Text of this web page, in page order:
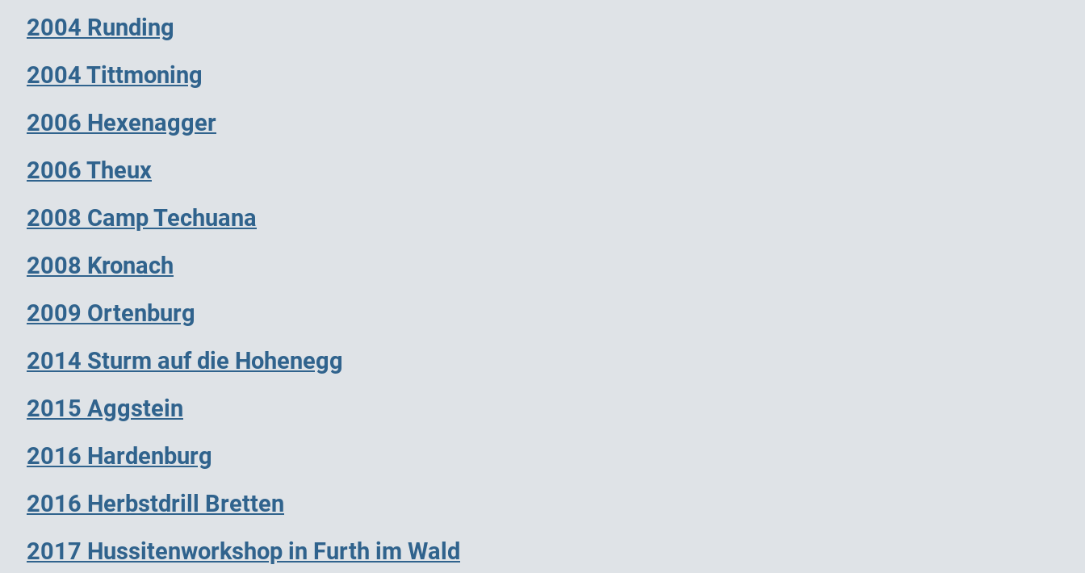
2004 Runding
2004 Tittmoning
2006 Hexenagger
2006 Theux
2008 Camp Techuana
2008 Kronach
2009 Ortenburg
2014 Sturm auf die Hohenegg
2015 Aggstein
2016 Hardenburg
2016 Herbstdrill Bretten
2017 Hussitenworkshop in Furth im Wald